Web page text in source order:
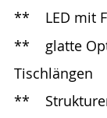
**	LED
**	glatte Optik an den
Tischlängen
**	Strukturen an der